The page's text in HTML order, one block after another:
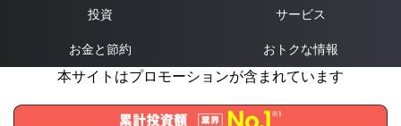
投資 サービス
お金と節約 おトクな情報
本サイトはプロモーションが含まれています